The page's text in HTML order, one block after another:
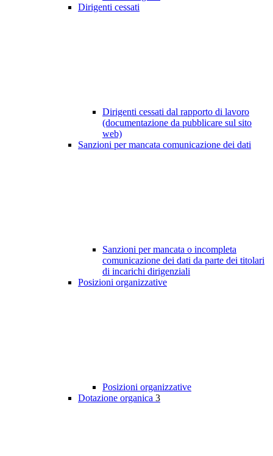
Dirigenti cessati
Dirigenti cessati dal rapporto di lavoro
(documentazione da pubblicare sul sito
web)
Sanzioni per mancata comunicazione dei dati
Sanzioni per mancata o incompleta
comunicazione dei dati da parte dei titolari
di incarichi dirigenziali
Posizioni organizzative
Posizioni organizzative
Dotazione organica 3